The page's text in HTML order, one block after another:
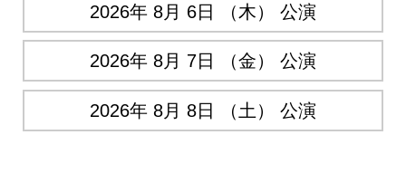
2026年 8月 6日 （木） 公演
2026年 8月 7日 （金） 公演
2026年 8月 8日 （土） 公演